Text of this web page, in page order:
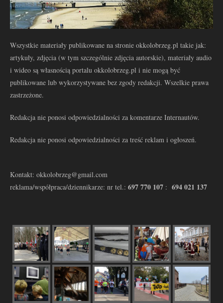
Wszystkie materiały publikowane na stronie okkolobrzeg.pl takie jak:
artykuły, zdjęcia (w tym szczególnie zdjęcia autorskie), materiały audio
i wideo są własnością portalu okkolobrzeg.pl i nie mogą być
publikowane lub wykorzystywane bez zgody redakcji. Wszelkie prawa
zastrzeżone.
Redakcja nie ponosi odpowiedzialności za komentarze Internautów.
Redakcja nie ponosi odpowiedzialności za treść reklam i ogłoszeń.
Kontakt: okkolobrzeg@gmail.com
reklama/współpraca/dziennikarze: nr tel.: 697 770 107 : 694 021 137